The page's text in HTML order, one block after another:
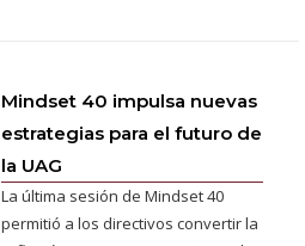
Mindset 40 impulsa nuevas
estrategias para el futuro de
la UAG
La última sesión de Mindset 40
permitió a los directivos convertir la